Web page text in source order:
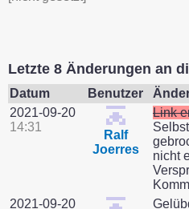
Letzte 8 Änderungen an
Datum Benutzer
2021-09-20
14:31
Ralf
Joerres
Link
nicht
2021-09-20